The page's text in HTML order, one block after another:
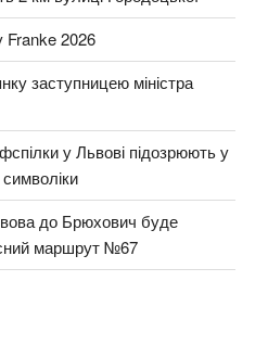
Franke 2026
заступницею міністра
у Львові підозрюють у
до Брюхович буде
маршрут №67